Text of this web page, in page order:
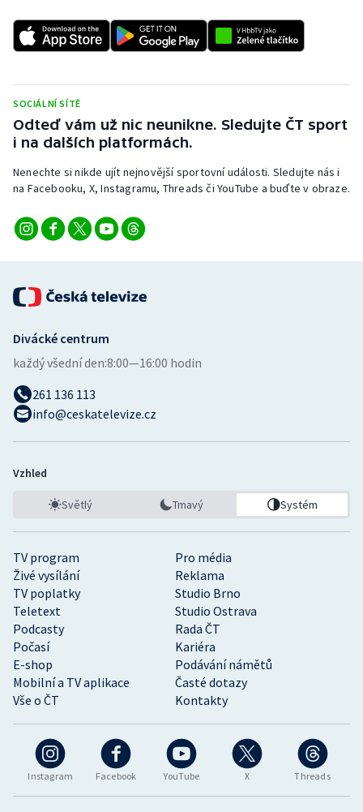
Short track
Stolní tenis
Triatlon
Veslování
Vodní slalom
Ostatní
SOCIÁLNÍ SÍTĚ
Odteď vám už nic neunikne. Sledujte ČT sport
i na dalších platformách.
Nenechte si nikde ujít nejnovější sportovní události. Sledujte nás i
na Facebooku, X, Instagramu, Threads či YouTube a buďte v obraze.
Instagram Facebook YouTube X Threads
TV program
Pro média
Živé vysílání
Reklama
TV poplatky
Studio Brno
Teletext
Studio Ostrava
Podcasty
Rada ČT
Počasí
Kariéra
E-shop
Podávání námětů
Mobilní a TV aplikace
Časté dotazy
Vše o ČT
Kontakty
Divácké centrum
každý všední den:8:00—16:00 hodin
261 136 113
info@ceskatelevize.cz
Vzhled
Světlý Tmavý Systém